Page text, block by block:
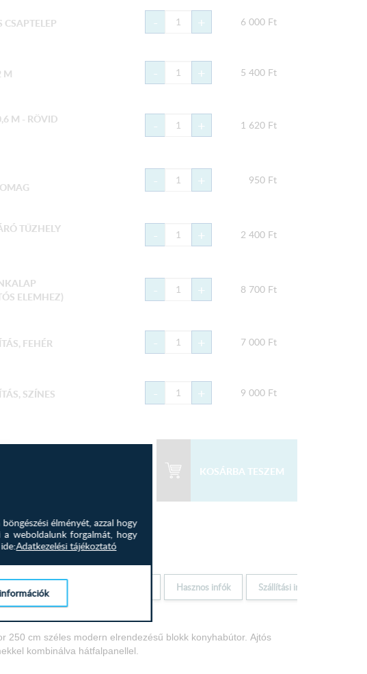
CSAPTELEP - + 6 000 Ft
M - + 5 400 Ft
M - RÖVID
- + 1 620 Ft
- + 950 Ft
TŰZHELY
- + 2 400 Ft
ELEMHEZ)
- + 8 700 Ft
FEHÉR - + 7 000 Ft
SZÍNES - + 9 000 Ft
Tudástér Hasznos infók Szállítási infók
250 cm széles modern elrendezésű blokk konyhabútor. Ajtós
kombinálva hátfalpanellel.
élményét, azzal hogy
a weboldalunk forgalmát, hogy
Adatkezelési tájékoztató